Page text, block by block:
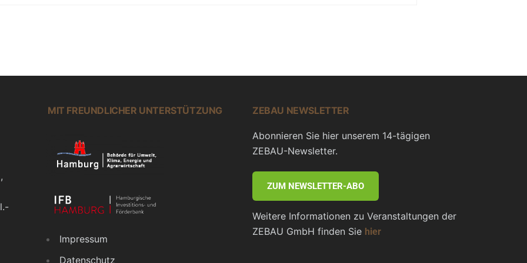
MIT FREUNDLICHER UNTERSTÜTZUNG
Impressum
Datenschutz
ZEBAU NEWSLETTER
Abonnieren Sie hier unserem 14-tägigen
ZEBAU-Newsletter.
ZUM NEWSLETTER-ABO
Weitere Informationen zu Veranstaltungen der
ZEBAU GmbH finden Sie hier